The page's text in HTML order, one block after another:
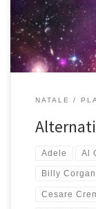
ormai antica
NATALE
Adele Al
Billy Corgan
Cesare